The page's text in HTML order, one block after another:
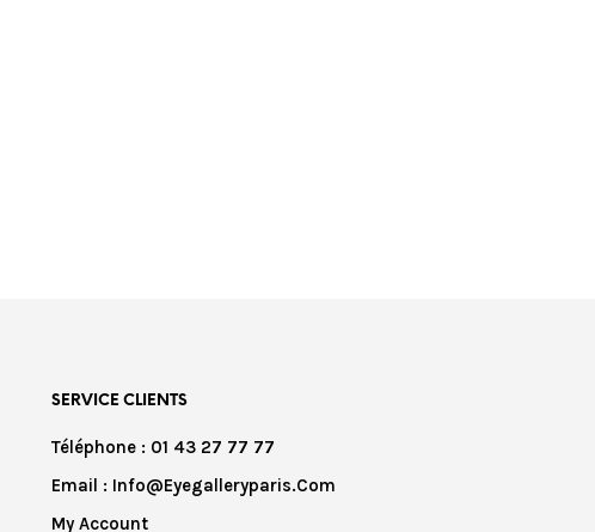
SERVICE CLIENTS
Téléphone : 01 43 27 77 77
Email : Info@eyegalleryparis.com
My Account